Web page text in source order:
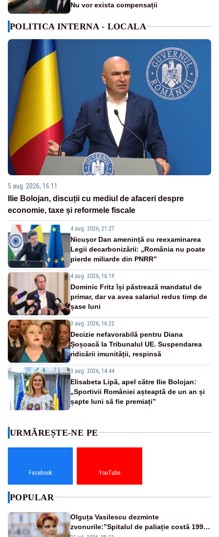
Nu vor exista compensații
POLITICA INTERNA - LOCALA
5 aug. 2026, 16:11
Ilie Bolojan, discuții cu mediul de afaceri despre
economie, taxe și reformele fiscale
4 aug. 2026, 21:27
Nicușor Dan amenință cu reexaminarea
Legii decarbonizării: „România nu poate
pierde miliarde din PNRR”
4 aug. 2026, 16:19
Dominic Fritz își păstrează mandatul de
primar, dar va avea salariul redus timp de
șase luni
3 aug. 2026, 16:22
Decizie nefavorabilă pentru Diana
Șoșoacă la Tribunalul UE. Suspendarea
ridicării imunității, respinsă
3 aug. 2026, 14:44
Elisabeta Lipă, apel către Ilie Bolojan:
„Sportivii României așteaptă de un an și
șapte luni să fie premiați”
URMĂREȘTE-NE PE
Facebook YouTube
POPULAR
Olguța Vasilescu dezminte
zvonurile:”Spitalul de paliație costă 199